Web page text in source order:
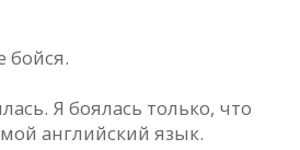
Я боялась только, что
английский язык.